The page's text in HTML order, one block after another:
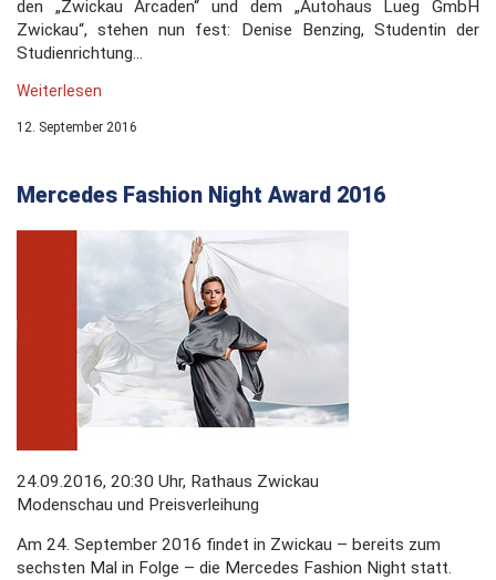
den „Zwickau Arcaden“ und dem „Autohaus Lueg GmbH
Zwickau“, stehen nun fest: Denise Benzing, Studentin der
Studienrichtung...
Weiterlesen
12. September 2016
Mercedes Fashion Night Award 2016
24.09.2016, 20:30 Uhr, Rathaus Zwickau
Modenschau und Preisverleihung
Am 24. September 2016 findet in Zwickau – bereits zum
sechsten Mal in Folge – die Mercedes Fashion Night statt.